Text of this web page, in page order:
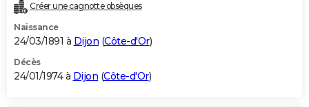
Créer une cagnotte obsèques
Naissance
24/03/1891 à Dijon (Côte-d'Or)
Décès
24/01/1974 à Dijon (Côte-d'Or)